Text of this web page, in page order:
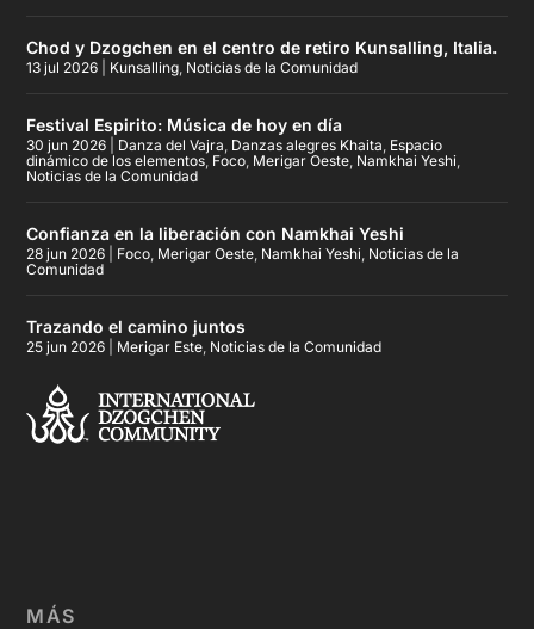
Chod y Dzogchen en el centro de retiro Kunsalling, Italia.
13 jul 2026 Kunsalling Noticias de la Comunidad
Festival Espirito: Música de hoy en día
30 jun 2026 Danza del Vajra Danzas alegres Khaita Espacio
dinámico de los elementos Foco Merigar Oeste Namkhai Yeshi
Noticias de la Comunidad
Confianza en la liberación con Namkhai Yeshi
28 jun 2026 Foco Merigar Oeste Namkhai Yeshi Noticias de la
Comunidad
Trazando el camino juntos
25 jun 2026 Merigar Este Noticias de la Comunidad
MÁS